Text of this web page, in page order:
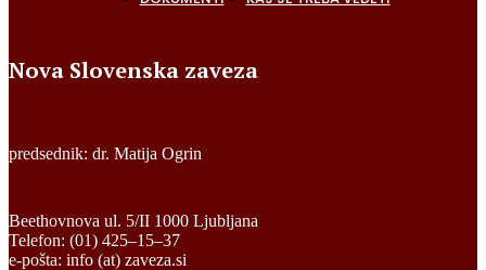
Nova Slovenska zaveza
predsednik: dr. Matija Ogrin
Beethovnova ul. 5/II 1000 Ljubljana
Telefon: (01) 425–15–37
e-pošta: info (at) zaveza.si